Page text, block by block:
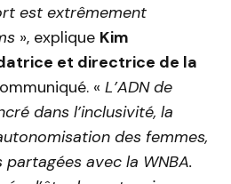
est extrêmement
», explique Kim
et directrice de la
« L’ADN de
dans l’inclusivité, la
des femmes,
avec la WNBA.